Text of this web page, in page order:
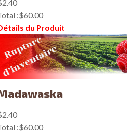
:$60.00
du Produit
:$60.00